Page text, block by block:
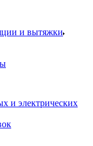
и вытяжки
и электрических